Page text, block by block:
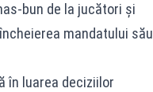
bun de la jucători și
mandatului său
în luarea deciziilor